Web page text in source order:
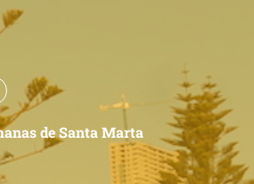
de Santa Marta